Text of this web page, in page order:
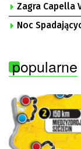
Zagra Capella
Noc
popularne